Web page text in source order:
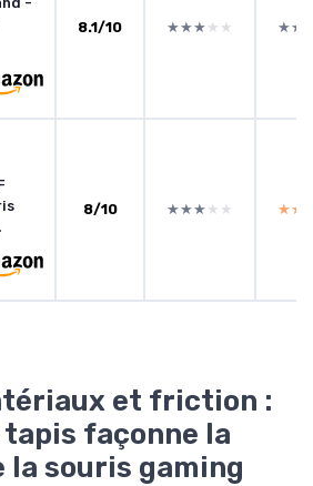
8.1/10 ★★★★★
★★★★★
8/10 ★★★★★
★★★★★
et friction :
façonne la
la souris gaming